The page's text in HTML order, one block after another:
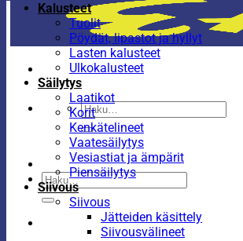
Etsi:
Etsi:
Kalusteet
Tuolit
Pöydät, lipastot ja hyllyt
Lasten kalusteet
Ulkokalusteet
Säilytys
Laatikot
Korit
Kenkätelineet
Vaatesäilytys
Vesiastiat ja ämpärit
Piensäilytys
Siivous
Siivous
Jätteiden käsittely
Siivousvälineet